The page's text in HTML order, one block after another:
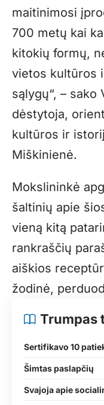
maitinimosi
700 metų kai
kitokių formų,
vietos kultūros
sąlygų“, –
dėstytoja,
kultūros ir
Miškinienė.
Mokslininkė
šaltinių apie
vieną kitą
rankraščių
aiškios
žodinė,
Trumpas
Sertifikavo 10
Šimtas paslapčių
Svajoja apie